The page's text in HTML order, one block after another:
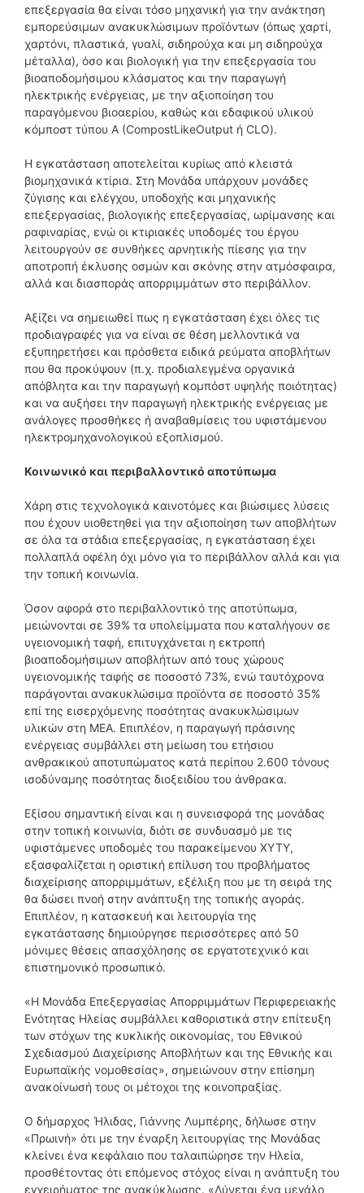
επεξεργασία θα είναι τόσο μηχανική για την ανάκτηση
εμπορεύσιμων ανακυκλώσιμων προϊόντων (όπως χαρτί,
χαρτόνι, πλαστικά, γυαλί, σιδηρούχα και μη σιδηρούχα
μέταλλα), όσο και βιολογική για την επεξεργασία του
βιοαποδομήσιμου κλάσματος και την παραγωγή
ηλεκτρικής ενέργειας, με την αξιοποίηση του
παραγόμενου βιοαερίου, καθώς και εδαφικού υλικού
κόμποστ τύπου Α (CompostLikeOutput ή CLO).
Η εγκατάσταση αποτελείται κυρίως από κλειστά
βιομηχανικά κτίρια. Στη Μονάδα υπάρχουν μονάδες
ζύγισης και ελέγχου, υποδοχής και μηχανικής
επεξεργασίας, βιολογικής επεξεργασίας, ωρίμανσης και
ραφιναρίας, ενώ οι κτιριακές υποδομές του έργου
λειτουργούν σε συνθήκες αρνητικής πίεσης για την
αποτροπή έκλυσης οσμών και σκόνης στην ατμόσφαιρα,
αλλά και διασποράς απορριμμάτων στο περιβάλλον.
Αξίζει να σημειωθεί πως η εγκατάσταση έχει όλες τις
προδιαγραφές για να είναι σε θέση μελλοντικά να
εξυπηρετήσει και πρόσθετα ειδικά ρεύματα αποβλήτων
που θα προκύψουν (π.χ. προδιαλεγμένα οργανικά
απόβλητα και την παραγωγή κομπόστ υψηλής ποιότητας)
και να αυξήσει την παραγωγή ηλεκτρικής ενέργειας με
ανάλογες προσθήκες ή αναβαθμίσεις του υφιστάμενου
ηλεκτρομηχανολογικού εξοπλισμού.
Κοινωνικό και περιβαλλοντικό αποτύπωμα
Χάρη στις τεχνολογικά καινοτόμες και βιώσιμες λύσεις
που έχουν υιοθετηθεί για την αξιοποίηση των αποβλήτων
σε όλα τα στάδια επεξεργασίας, η εγκατάσταση έχει
πολλαπλά οφέλη όχι μόνο για το περιβάλλον αλλά και για
την τοπική κοινωνία.
Όσον αφορά στο περιβαλλοντικό της αποτύπωμα,
μειώνονται σε 39% τα υπολείμματα που καταλήγουν σε
υγειονομική ταφή, επιτυγχάνεται η εκτροπή
βιοαποδομήσιμων αποβλήτων από τους χώρους
υγειονομικής ταφής σε ποσοστό 73%, ενώ ταυτόχρονα
παράγονται ανακυκλώσιμα προϊόντα σε ποσοστό 35%
επί της εισερχόμενης ποσότητας ανακυκλώσιμων
υλικών στη ΜΕΑ. Επιπλέον, η παραγωγή πράσινης
ενέργειας συμβάλλει στη μείωση του ετήσιου
ανθρακικού αποτυπώματος κατά περίπου 2.600 τόνους
ισοδύναμης ποσότητας διοξειδίου του άνθρακα.
Εξίσου σημαντική είναι και η συνεισφορά της μονάδας
στην τοπική κοινωνία, διότι σε συνδυασμό με τις
υφιστάμενες υποδομές του παρακείμενου ΧΥΤΥ,
εξασφαλίζεται η οριστική επίλυση του προβλήματος
διαχείρισης απορριμμάτων, εξέλιξη που με τη σειρά της
θα δώσει πνοή στην ανάπτυξη της τοπικής αγοράς.
Επιπλέον, η κατασκευή και λειτουργία της
εγκατάστασης δημιούργησε περισσότερες από 50
μόνιμες θέσεις απασχόλησης σε εργατοτεχνικό και
επιστημονικό προσωπικό.
«Η Μονάδα Επεξεργασίας Απορριμμάτων Περιφερειακής
Ενότητας Ηλείας συμβάλλει καθοριστικά στην επίτευξη
των στόχων της κυκλικής οικονομίας, του Εθνικού
Σχεδιασμού Διαχείρισης Αποβλήτων και της Εθνικής και
Ευρωπαϊκής νομοθεσίας», σημειώνουν στην επίσημη
ανακοίνωσή τους οι μέτοχοι της κοινοπραξίας.
Ο δήμαρχος Ήλιδας, Γιάννης Λυμπέρης, δήλωσε στην
«Πρωινή» ότι με την έναρξη λειτουργίας της Μονάδας
κλείνει ένα κεφάλαιο που ταλαιπώρησε την Ηλεία,
προσθέτοντας ότι επόμενος στόχος είναι η ανάπτυξη του
εγχειρήματος της ανακύκλωσης. «Λύνεται ένα μεγάλο